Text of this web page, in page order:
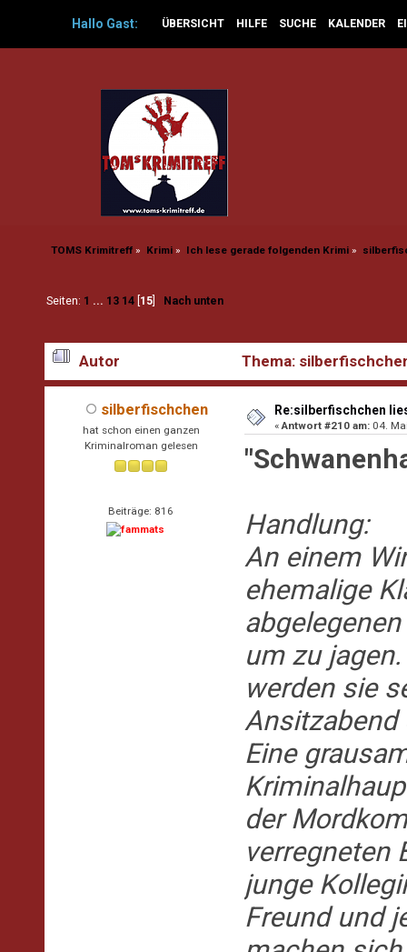
Hallo Gast: ÜBERSICHT HILFE SUCHE KALENDER
TOMS Krimitreff» Krimi» Ich lese gerade folgenden Krimi»
Seiten: 1 ... 13 14 15 Nach unten
Autor Thema:
silberfischchen
hat schon einen ganzen
Kriminalroman gelesen
Beiträge: 816
Re:silberfischchen
«Antwort #210 am: 04.
Handlung:
An einem
ehemalige
um zu
werden sie
Ansitzabend
Eine
der
verregneten
junge
Freund und